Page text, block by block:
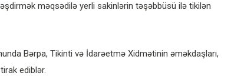
məqsədilə yerli sakinlərin təşəbbüsü ilə tikilən
Bərpa, Tikinti və İdarəetmə Xidmətinin əməkdaşları,
ediblər.